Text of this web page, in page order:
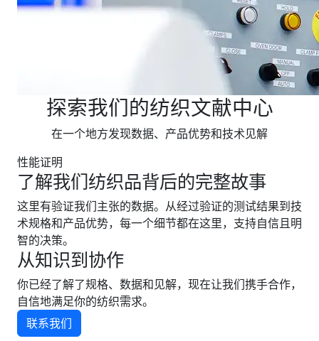
探索我们的纺织文献中心
在一个地方发现数据、产品优势和技术见解
性能证明
了解我们纺织品背后的完整故事
这里有验证我们主张的数据。从经过验证的测试结果到技
术规格和产品优势，每一个细节都在这里，支持自信且明
智的决策。
从知识到协作
你已经了解了规格、数据和见解，现在让我们携手合作，
自信地满足你的纺织需求。
联系我们